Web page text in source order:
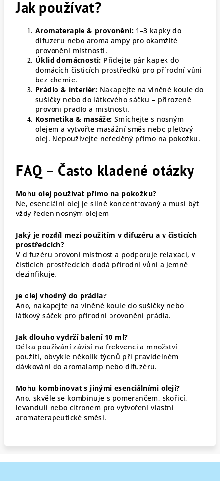
Jak používat?
Aromaterapie & provonění: 1–3 kapky do
difuzéru nebo aromalampy pro okamžité
provonění místnosti.
Úklid domácnosti: Přidejte pár kapek do
domácích čisticích prostředků pro přírodní vůni
bez chemie.
Prádlo & interiér: Nakapejte na vlněné koule do
sušičky nebo do látkového sáčku – přirozeně
provoní prádlo a místnosti.
Kosmetika & masáže: Smíchejte s nosným
olejem a vytvořte masážní směs nebo pleťový
olej. Nepoužívejte neředěný přímo na pokožku.
FAQ – Často kladené otázky
Mohu olej používat přímo na pokožku?
Ne, esenciální olej je silně koncentrovaný a musí být
vždy ředen nosným olejem.
Jaký je rozdíl mezi použitím v difuzéru a v čisticích
prostředcích?
V difuzéru provoní místnost a podporuje relaxaci, v
čisticích prostředcích dodá přírodní vůni a jemně
dezinfikuje.
Je olej vhodný do prádla?
Ano, nakapejte na vlněné koule do sušičky nebo
látkový sáček pro přírodní provonění prádla.
Jak dlouho vydrží balení 10 ml?
Délka používání závisí na frekvenci a množství
použití, obvykle několik týdnů při pravidelném
dávkování do aromalamp nebo difuzéru.
Mohu kombinovat s jinými esenciálními oleji?
Ano, skvěle se kombinuje s pomerančem, skořicí,
levandulí nebo citronem pro vytvoření vlastní
aromaterapeutické směsi.